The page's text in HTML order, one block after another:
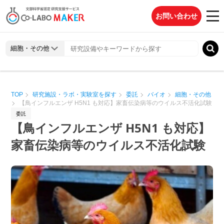
お問い合わせ
TOP 研究施設・ラボ・実験室を探す 委託 バイオ
細胞・その他
【鳥インフルエンザ H5N1 も対応】家畜伝染病等のウイルス不活化試験
委託
【鳥インフルエンザ H5N1 も対応】
家畜伝染病等のウイルス不活化試験